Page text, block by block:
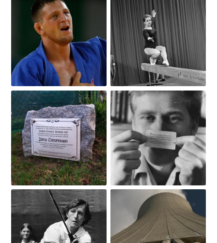
Obrázek Obrázek
Obrázek Obrázek